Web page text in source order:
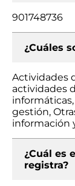
901748736
¿Cuáles
Actividades
actividades
gestión,
información
¿Cuál es
registra?